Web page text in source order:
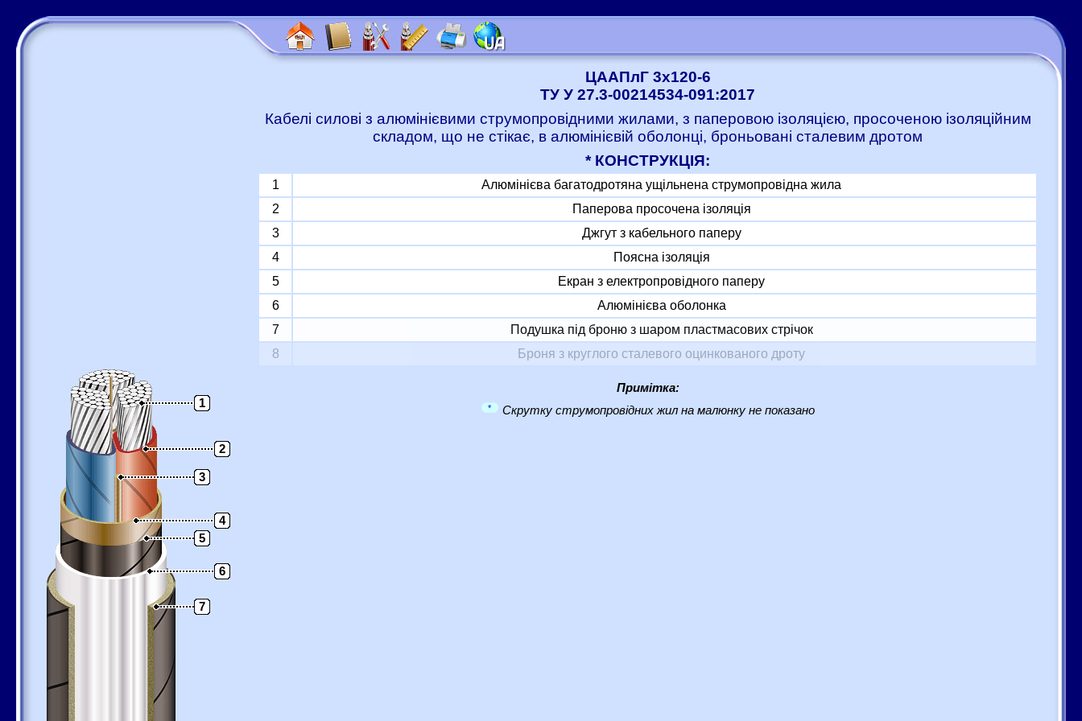
1
2
3
4
5
6
7
ЦААПлГ 3x120-6
ТУ У 27.3-00214534-091:2017
Кабелі силові з алюмінієвими струмопровідними жилами, з паперовою ізоляцією, просоченою ізоляційним
складом, що не стікає, в алюмінієвій оболонці, броньовані сталевим дротом
* КОНСТРУКЦІЯ:
1
Алюмінієва багатодротяна ущільнена струмопровідна жила
2
Паперова просочена ізоляція
3
Джгут з кабельного паперу
4
Поясна ізоляція
5
Екран з електропровідного паперу
6
Алюмінієва оболонка
7
Подушка під броню з шаром пластмасових стрічок
8
Броня з круглого сталевого оцинкованого дроту
Примітка:
* Скрутку струмопровідних жил на малюнку не показано